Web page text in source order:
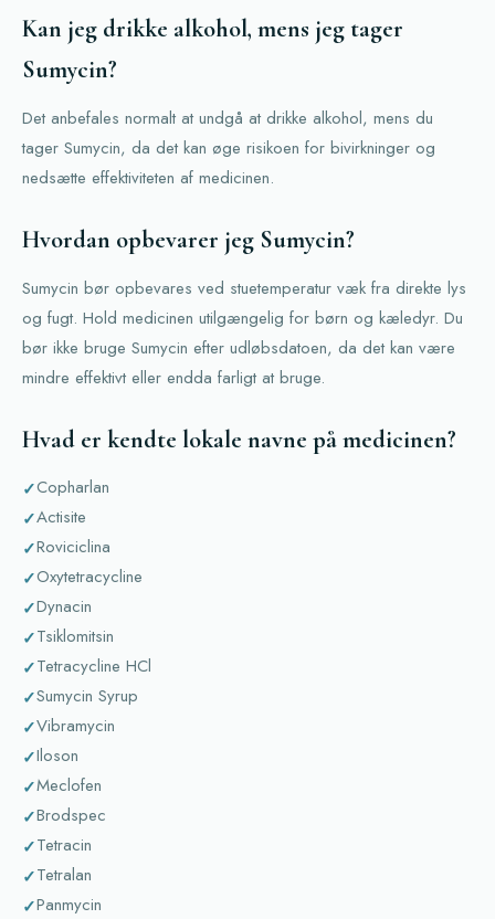
Kan jeg drikke alkohol, mens jeg tager
Sumycin?
Det anbefales normalt at undgå at drikke alkohol, mens du
tager Sumycin, da det kan øge risikoen for bivirkninger og
nedsætte effektiviteten af medicinen.
Hvordan opbevarer jeg Sumycin?
Sumycin bør opbevares ved stuetemperatur væk fra direkte lys
og fugt. Hold medicinen utilgængelig for børn og kæledyr. Du
bør ikke bruge Sumycin efter udløbsdatoen, da det kan være
mindre effektivt eller endda farligt at bruge.
Hvad er kendte lokale navne på medicinen?
Copharlan
Actisite
Roviciclina
Oxytetracycline
Dynacin
Tsiklomitsin
Tetracycline HCl
Sumycin Syrup
Vibramycin
Iloson
Meclofen
Brodspec
Tetracin
Tetralan
Panmycin